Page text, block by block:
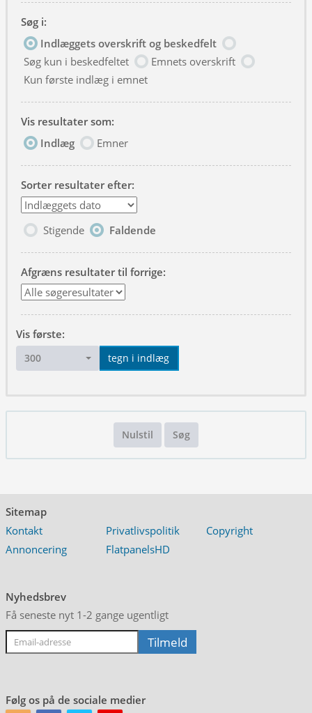
Søg i:
Indlæggets overskrift og beskedfelt
Søg kun i beskedfeltet
Emnets overskrift
Kun første indlæg i emnet
Vis resultater som:
Indlæg
Emner
Sorter resultater efter:
Stigende Faldende
Afgræns resultater til forrige:
Vis første:
300 tegn i indlæg
Nulstil Søg
Sitemap
Kontakt
Privatlivspolitik
Copyright
Annoncering
FlatpanelsHD
Nyhedsbrev
Få seneste nyt 1-2 gange ugentligt
Følg os på de sociale medier